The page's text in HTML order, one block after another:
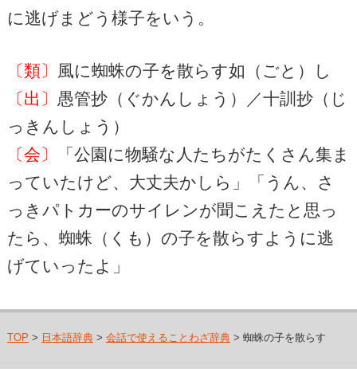
に逃げまどう様子をいう。
〔類〕 風に蜘蛛の子を散らす如（ごと）し
〔出〕 愚管抄（ぐかんしょう）／十訓抄（じ
っきんしょう）
〔会〕
「公園に物騒な人たちがたくさん集ま
っていたけど、大丈夫かしら」「うん、さ
っきパトカーのサイレンが聞こえたと思っ
たら、蜘蛛（くも）の子を散らすように逃
げていったよ」
TOP > 日本語辞典> 会話で使えることわざ辞典> 蜘蛛の子を散らす